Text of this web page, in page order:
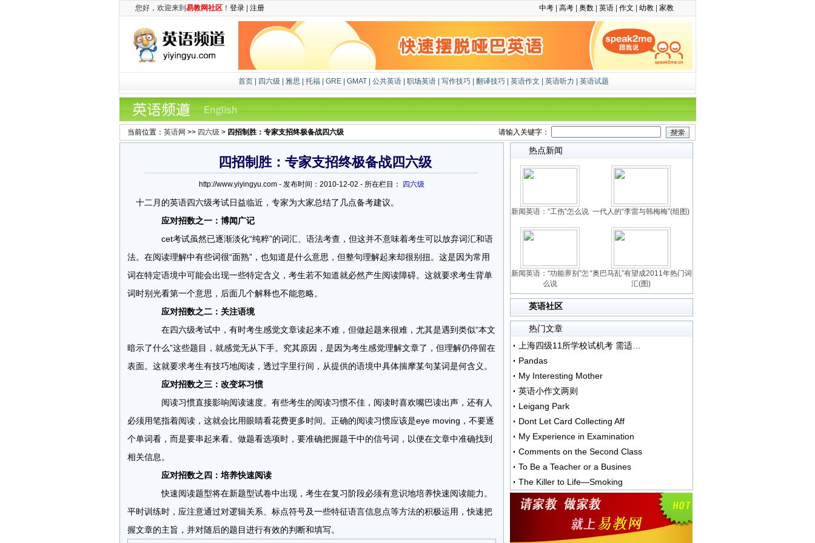
您好，欢迎来到 易教网社区 ！ 登录 注册 中考 高考 奥数 英语 作文 幼教 家教
首页 四六级 雅思 托福 GRE GMAT 公共英语 职场英语 写作技巧 翻译技巧 英语作文 英语听力 英语试题
当前位置： 英语网 >> 四六级 > 四招制胜：专家支招终极备战四六级 请输入关键字：
四招制胜：专家支招终极备战四六级
http://www.yiyingyu.com - 发布时间：2010-12-02 - 所在栏目： 四六级
十二月的英语四六级考试日益临近，专家为大家总结了几点备考建议。
应对招数之一：博闻广记
cet考试虽然已逐渐淡化“纯粹”的词汇、语法考查，但这并不意味着考生可以放弃词汇和语
法。在阅读理解中有些词很“面熟”，也知道是什么意思，但整句理解起来却很别扭。这是因为常用
词在特定语境中可能会出现一些特定含义，考生若不知道就必然产生阅读障碍。这就要求考生背单
词时别光看第一个意思，后面几个解释也不能忽略。
应对招数之二：关注语境
在四六级考试中，有时考生感觉文章读起来不难，但做起题来很难，尤其是遇到类似“本文
暗示了什么”这些题目，就感觉无从下手。究其原因，是因为考生感觉理解文章了，但理解仍停留在
表面。这就要求考生有技巧地阅读，透过字里行间，从提供的语境中具体揣摩某句某词是何含义。
应对招数之三：改变坏习惯
阅读习惯直接影响阅读速度。有些考生的阅读习惯不佳，阅读时喜欢嘴巴读出声，还有人
必须用笔指着阅读，这就会比用眼睛看花费更多时间。正确的阅读习惯应该是eye moving，不要逐
个单词看，而是要串起来看。做题看选项时，要准确把握题干中的信号词，以便在文章中准确找到
相关信息。
应对招数之四：培养快速阅读
快速阅读题型将在新题型试卷中出现，考生在复习阶段必须有意识地培养快速阅读能力。
平时训练时，应注意通过对逻辑关系、标点符号及一些特征语言信息点等方法的积极运用，快速把
握文章的主旨，并对随后的题目进行有效的判断和填写。
热点新闻
新闻英语：“工伤”怎么说 一代人的“李雷与韩梅梅”(组图)
新闻英语：“功能界别”怎
么说
“奥巴马乱”有望成2011年热门词
汇(图)
英语社区
热门文章
Pandas
My Interesting Mother
英语小作文两则
Leigang Park
Dont Let Card Collecting Aff
My Experience in Examination
Comments on the Second Class
To Be a Teacher or a Busines
The Killer to Life—Smoking